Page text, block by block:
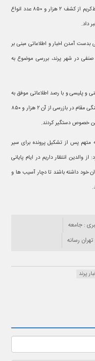
؛ فرمانده انتظامی شهرستان رباط‌کریم از کشف ۲ هزار و ۸۵۰ عدد انواع
داد.
آمدن اخبار و اطلاعاتی مبنی بر
در شهر پرند، بررسی موضوع به
با انجام اقدامات فنی و پلیسی و با رصد اطلاعاتی موفق به
شناسایی این واحد صنفی در شهر پرند شده و با هماهنگی مقام در بازرسی از آن ۲ هزار و ۸۵۰
خصوص دستگیر کردند.
متهم پس از تشکیل پرونده برای سیر
والدین انتظار داریم در ایام پایانی
خود داشته باشند تا دچار آسیب ها و
: جامعه
رسانه
پرند